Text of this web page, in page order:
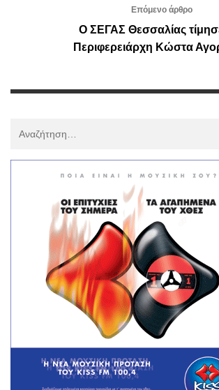
Επόμενο άρθρο
Ο ΣΕΓΑΣ Θεσσαλίας
Περιφερειάρχη Κώστα
: